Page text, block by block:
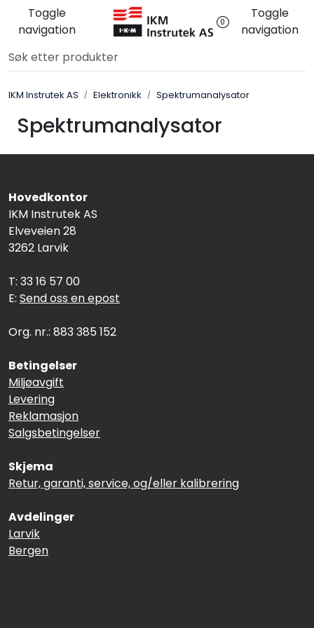
Skip to main content
Toggle
navigation
0
Toggle
navigation
IKM Instrutek AS Elektronikk Spektrumanalysator
Spektrumanalysator
Hovedkontor
IKM Instrutek AS
Elveveien 28
3262 Larvik
T: 33 16 57 00
E: Send oss en epost
Org. nr.: 883 385 152
Betingelser
Miljøavgift
Levering
Reklamasjon
Salgsbetingelser
Skjema
Retur, garanti, service, og/eller kalibrering
Avdelinger
Larvik
Bergen
Løsningssenter
Elektro
Elektronikk
Frekvensomformere
Miljø og sikkerhet
Kalibratorer
Termografi
Undervisning
Navigasjon & Kommunikasjon
Maskinvern & Instrumentering
Tilbehør
Kampanjer
Outlet